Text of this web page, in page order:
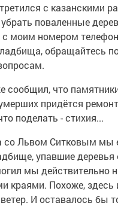
с казанскими
поваленные
с моим номером
обращайтесь
сообщил, что
придётся
поделать - стихия...
со Львом Ситковым мы
упавшие деревья
мы действительно
краями. Похоже, здесь
И оставалось бы